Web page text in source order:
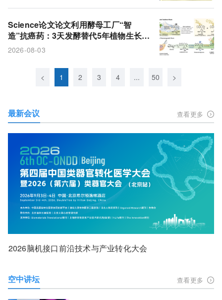
Science论文论文利用酵母工厂“智
造”抗癌药：3天发酵替代5年植物生长，
濒危物种获救了
2026-08-03
< 1 2 3 4 ... 50 >
最新会议 查看更多
2026脑机接口前沿技术与产业转化大会
空中讲坛 查看更多